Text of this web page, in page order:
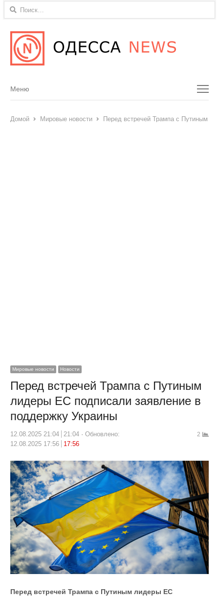
Найти:
Menu
Меню
Домой Мировые новости Перед встречей Трампа с Путиным
Мировые новости Новости
Перед встречей Трампа с Путиным
лидеры ЕС подписали заявление в
поддержку Украины
12.08.2025 21:04 21:04
Обновлено:
12.08.2025 17:56
17:56
2
Перед встречей Трампа с Путиным лидеры ЕС